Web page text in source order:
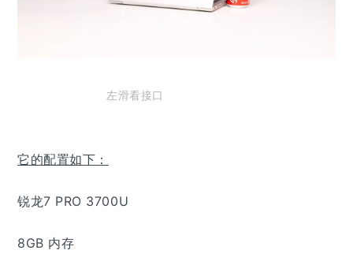
左滑看接口
它的配置如下：
锐龙7 PRO 3700U
8GB 内存